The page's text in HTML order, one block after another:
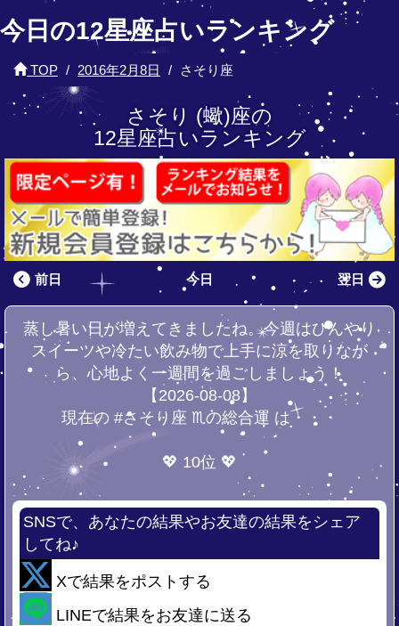
今日の12星座占いランキング
TOP 2016年2月8日 さそり座
さそり (蠍)座の
12星座占いランキング
前日 今日 翌日
蒸し暑い日が増えてきましたね。今週はひんやり
スイーツや冷たい飲み物で上手に涼を取りなが
ら、心地よく一週間を過ごしましょう！
【2026-08-08】
現在の #さそり座 ♏の総合運 は・・・
💖 10位 💖
SNSで、あなたの結果やお友達の結果をシェア
してね♪
Xで結果をポストする
LINEで結果をお友達に送る